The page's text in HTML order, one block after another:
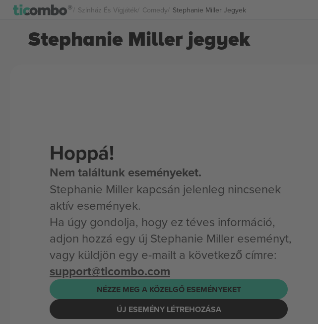
Színház És Vígjáték Comedy Stephanie Miller Jegyek
Stephanie Miller jegyek
Hoppá!
Nem találtunk eseményeket.
Stephanie Miller kapcsán jelenleg nincsenek
aktív események.
Ha úgy gondolja, hogy ez téves információ,
adjon hozzá egy új Stephanie Miller eseményt,
vagy küldjön egy e-mailt a következő címre:
support@ticombo.com
NÉZZE MEG A KÖZELGŐ ESEMÉNYEKET
ÚJ ESEMÉNY LÉTREHOZÁSA